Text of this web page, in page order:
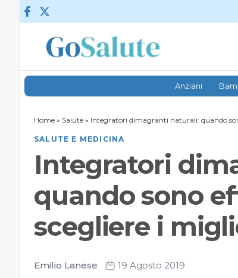
Vai al contenuto
Anziani
Home » Salute » Integratori dimagranti naturali: quando
SALUTE E MEDICINA
Integratori
quando sono
scegliere i
Emilio Lanese 19 Agosto 2019